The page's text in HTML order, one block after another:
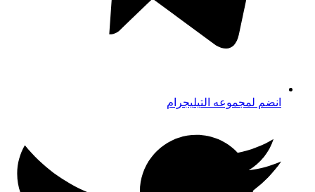
انضم لمجموعه التيليجرام